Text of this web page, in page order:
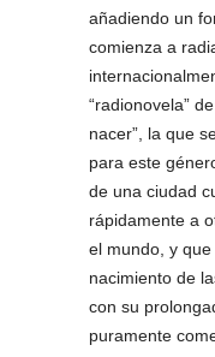
añadiendo un
comienza a
“radionovela”
nacer”, la que
para este
de una ciudad
rápidamente a
el mundo, y
nacimiento de
con su
puramente